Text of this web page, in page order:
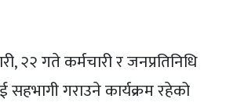
गते कर्मचारी र जनप्रतिनिधि
गराउने कार्यक्रम रहेको